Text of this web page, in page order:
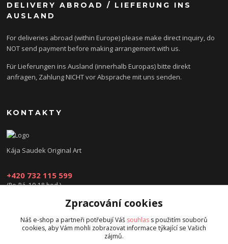
DELIVERY ABROAD / LIEFERUNG INS
AUSLAND
For deliveries abroad (within Europe) please make direct inquiry, do
NOT send payment before making arrangement with us.
Für Lieferungen ins Ausland (innerhalb Europas) bitte direkt
anfragen, Zahlung NICHT vor Absprache mit uns senden.
KONTAKTY
Kája Saudek Original Art
+420 732 115 599
(Po-Pá, 10-18 hod.)
obchod@kajasaudek.cz
Zpracování cookies
Náš e-shop a partneři potřebují Váš souhlas s použitím souborů
cookies, aby Vám mohli zobrazovat informace týkající se Vašich
zájmů.